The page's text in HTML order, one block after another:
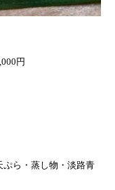
円
ぷら・蒸し物・淡路青